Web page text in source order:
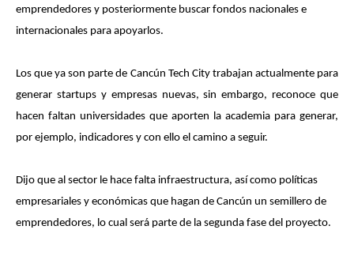
emprendedores y posteriormente buscar fondos nacionales e
internacionales para apoyarlos.
Los que ya son parte de Cancún Tech City trabajan actualmente para
generar startups y empresas nuevas, sin embargo, reconoce que
hacen faltan universidades que aporten la academia para generar,
por ejemplo, indicadores y con ello el camino a seguir.
Dijo que al sector le hace falta infraestructura, así como políticas
empresariales y económicas que hagan de Cancún un semillero de
emprendedores, lo cual será parte de la segunda fase del proyecto.